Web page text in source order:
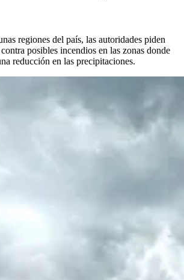
regiones del país, las autoridades piden
posibles incendios en las zonas donde
reducción en las precipitaciones.